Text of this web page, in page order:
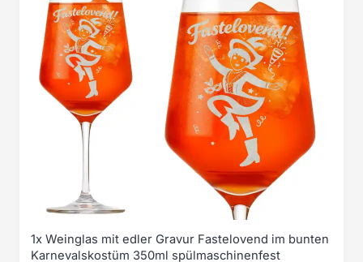
1x Weinglas mit edler Gravur Fastelovend im bunten
Karnevalskostüm 350ml spülmaschinenfest